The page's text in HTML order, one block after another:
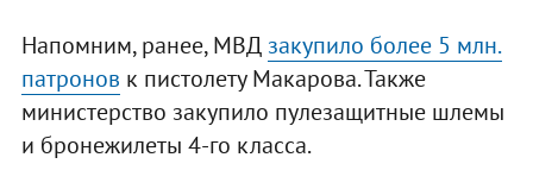
Напомним, ранее, МВД закупило более 5 млн.
патронов к пистолету Макарова. Также
министерство закупило пулезащитные шлемы
и бронежилеты 4-го класса.